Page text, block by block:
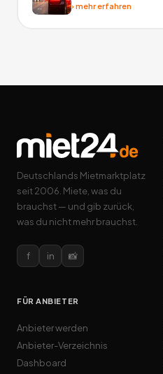
›mehr erfahren
Deutschlands Mietmarktplatz
seit 2006. Miete, was du
brauchst — und gib zurück,
was du nicht mehr brauchst.
f in 📸
FÜR ANBIETER
Anbieter werden
Anbieter-Verzeichnis
Dashboard